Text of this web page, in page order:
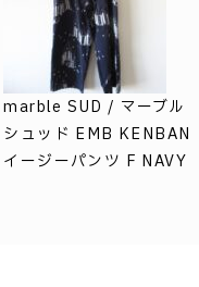
marble SUD / マーブル
シュッド EMB KENBAN
イージーパンツ F NAVY